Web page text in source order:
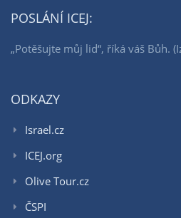
POSLÁNÍ ICEJ:
„Potěšujte můj lid“, říká váš Bůh.
ODKAZY
Israel.cz
ICEJ.org
Olive Tour.cz
ČSPI